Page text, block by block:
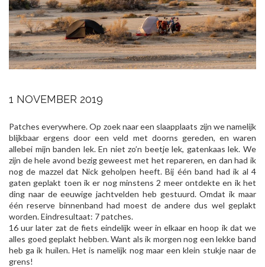
1 NOVEMBER 2019
Patches everywhere. Op zoek naar een slaapplaats zijn we namelijk
blijkbaar ergens door een veld met doorns gereden, en waren
allebei mijn banden lek. En niet zo’n beetje lek, gatenkaas lek. We
zijn de hele avond bezig geweest met het repareren, en dan had ik
nog de mazzel dat Nick geholpen heeft. Bij één band had ik al 4
gaten geplakt toen ik er nog minstens 2 meer ontdekte en ik het
ding naar de eeuwige jachtvelden heb gestuurd. Omdat ik maar
één reserve binnenband had moest de andere dus wel geplakt
worden. Eindresultaat: 7 patches.
16 uur later zat de fiets eindelijk weer in elkaar en hoop ik dat we
alles goed geplakt hebben. Want als ik morgen nog een lekke band
heb ga ik huilen. Het is namelijk nog maar een klein stukje naar de
grens!